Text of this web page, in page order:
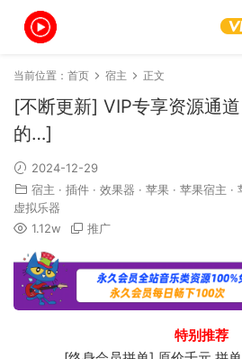
当前位置： 首页 宿主 正文
[不断更新] VIP专享资源通
的…]
2024-12-29
宿主 · 插件 · 效果器 · 苹果 · 苹果宿主 ·
虚拟乐器
1.12w
推广
特别推荐